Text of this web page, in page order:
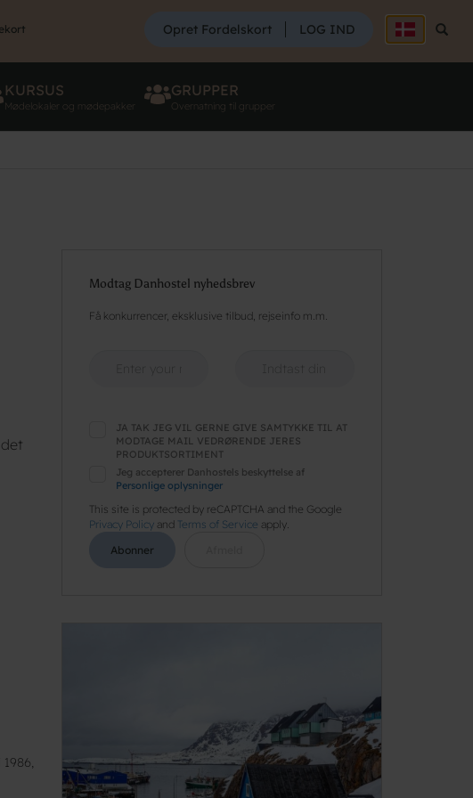
SØG
Søg
Opret Fordelskort LOG IND
KURSUS
Mødelokaler og mødepakker
GRUPPER
Overnatning til grupper
Modtag Danhostel nyhedsbrev
Få konkurrencer, eksklusive tilbud, rejseinfo m.m.
JA TAK JEG VIL GERNE GIVE SAMTYKKE TIL AT
MODTAGE MAIL VEDRØRENDE JERES
PRODUKTSORTIMENT
Jeg accepterer Danhostels beskyttelse af
Personlige oplysninger
This site is protected by reCAPTCHA and the Google
Privacy Policy and Terms of Service apply.
Abonner